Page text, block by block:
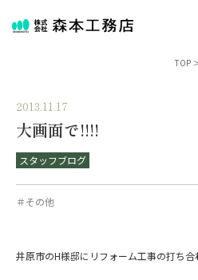
TOP
2013.11.17
大画面で!!!!
スタッフブログ
＃その他
井原市のH様邸にリフォーム工事の打ち合